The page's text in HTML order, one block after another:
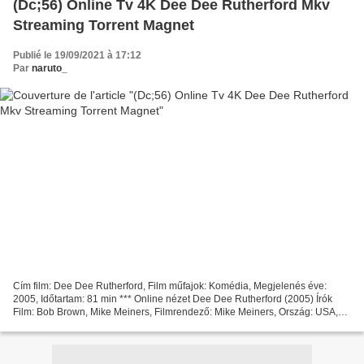
(Dc;56) Online Tv 4K Dee Dee Rutherford Mkv
Streaming Torrent Magnet
Publié le 19/09/2021 à 17:12
Par naruto_
Cím film: Dee Dee Rutherford, Film műfajok: Komédia, Megjelenés éve:
2005, Időtartam: 81 min *** Online nézet Dee Dee Rutherford (2005) Írók
Film: Bob Brown, Mike Meiners, Filmrendező: Mike Meiners, Ország: USA,